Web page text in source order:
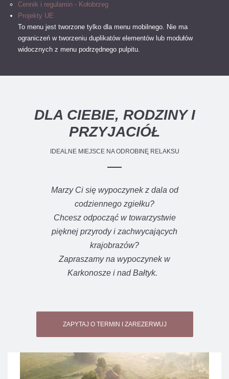
Cennik i regulamin - Kołobrzeg
Projekty UE
To menu jest tworzone tylko dla menu mobilnego.
Nie ma
ograniczeń w tworzeniu duplikatów elementów lub modułów
widocznych z menu podrzędnego pulpitu.
DLA CIEBIE, RODZINY I
PRZYJACIÓŁ
IDEALNE MIEJSCE NA ODROBINĘ RELAKSU
Marzy Ci się wypoczynek z dala od
codziennego zgiełku?
Chcesz odpocząć w towarzystwie
pięknej przyrody i zachwycających
krajobrazów?
Zapraszamy na wypoczynek w
Karkonosze i nad Bałtyk.
ZAPYTAJ O TERMIN I ZAREZERWUJ